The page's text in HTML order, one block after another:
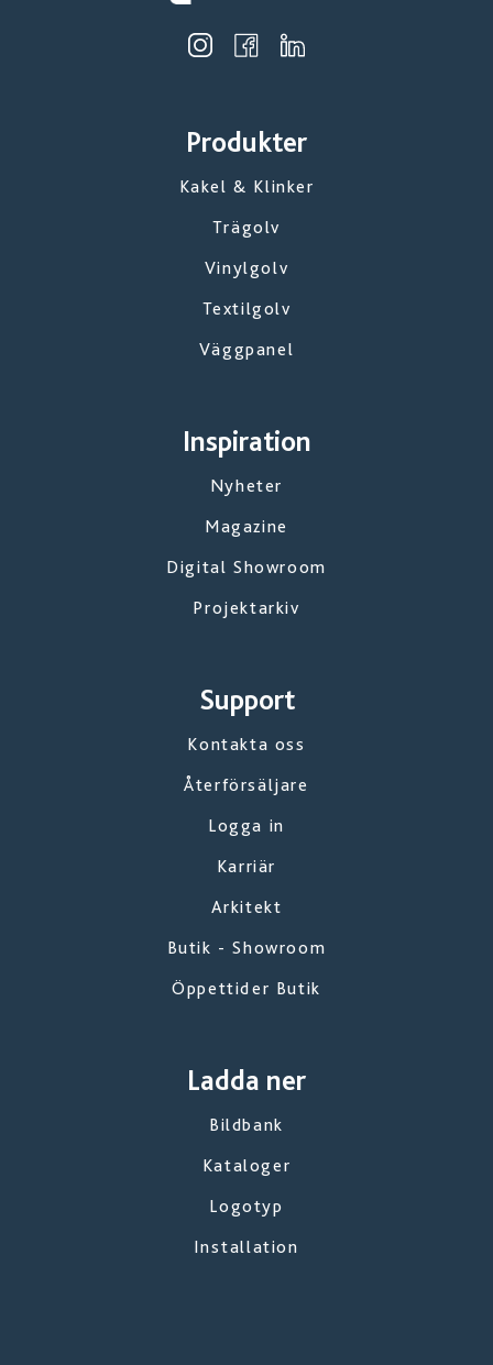
Produkter
Kakel & Klinker
Trägolv
Vinylgolv
Textilgolv
Väggpanel
Inspiration
Nyheter
Magazine
Digital Showroom
Projektarkiv
Support
Kontakta oss
Återförsäljare
Logga in
Karriär
Arkitekt
Butik - Showroom
Öppettider Butik
Ladda ner
Bildbank
Kataloger
Logotyp
Installation